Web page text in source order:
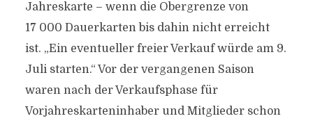
Jahreskarte – wenn die Obergrenze von
17 000 Dauerkarten bis dahin nicht erreicht
ist. „Ein eventueller freier Verkauf würde am 9.
Juli starten.“ Vor der vergangenen Saison
waren nach der Verkaufsphase für
Vorjahreskarteninhaber und Mitglieder schon